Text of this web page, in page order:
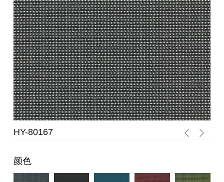
HY-80167
颜色